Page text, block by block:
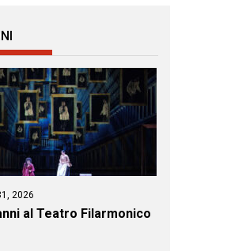
2026
al Teatro Filarmonico